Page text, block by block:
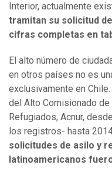
Interior, actualmente
tramitan su solicitud
cifras completas en
El alto número de
en otros países no es
exclusivamente en
del Alto Comisionado
Refugiados, Acnur,
los registros- hasta
solicitudes de asilo y
latinoamericanos